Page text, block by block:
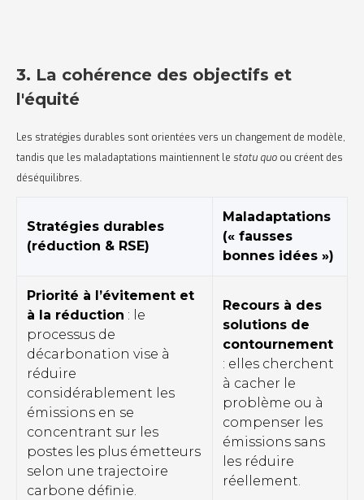
3. La cohérence des objectifs et
l'équité
Les stratégies durables sont orientées vers un changement de modèle,
tandis que les maladaptations maintiennent le statu quo ou créent des
déséquilibres.
Stratégies durables
(réduction & RSE)
Maladaptations
(« fausses
bonnes idées »)
Priorité à l’évitement et
à la réduction : le
processus de
décarbonation vise à
réduire
considérablement les
émissions en se
concentrant sur les
postes les plus émetteurs
selon une trajectoire
carbone définie.
Recours à des
solutions de
contournement
: elles cherchent
à cacher le
problème ou à
compenser les
émissions sans
les réduire
réellement.